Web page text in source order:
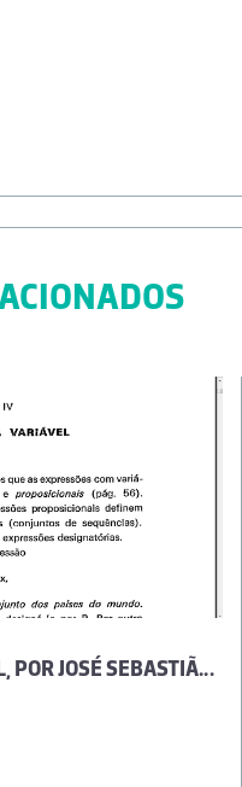
FUNÇÕES DE UMA VARIÁVEL, POR JOSÉ SEBASTIÃO E SILVA